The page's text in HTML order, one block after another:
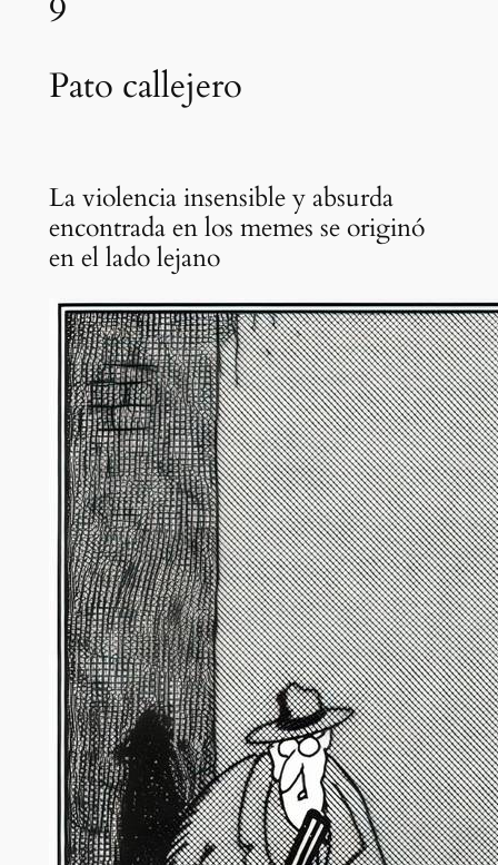
9
Pato callejero
La violencia insensible y absurda
encontrada en los memes se originó
en el lado lejano